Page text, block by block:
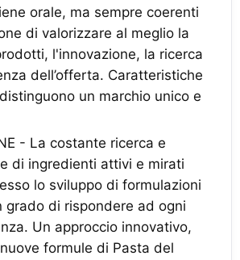
orale, ma sempre coerenti
di valorizzare al meglio la
l'innovazione, la ricerca
dell’offerta. Caratteristiche
un marchio unico e
- La costante ricerca e
di ingredienti attivi e mirati
lo sviluppo di formulazioni
grado di rispondere ad ogni
Un approccio innovativo,
formule di Pasta del